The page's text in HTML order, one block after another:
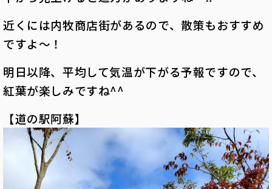
近くには内牧商店街があるので、散策もおすすめ
ですよ～！
明日以降、平均して気温が下がる予報ですので、
紅葉が楽しみですね^^
【道の駅阿蘇】